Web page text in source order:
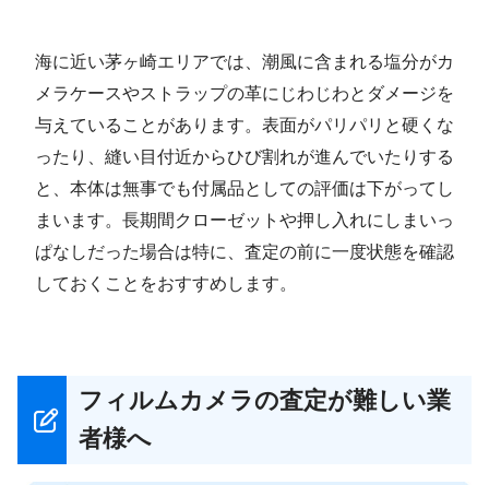
海に近い茅ヶ崎エリアでは、潮風に含まれる塩分がカ
メラケースやストラップの革にじわじわとダメージを
与えていることがあります。表面がパリパリと硬くな
ったり、縫い目付近からひび割れが進んでいたりする
と、本体は無事でも付属品としての評価は下がってし
まいます。長期間クローゼットや押し入れにしまいっ
ぱなしだった場合は特に、査定の前に一度状態を確認
しておくことをおすすめします。
フィルムカメラの査定が難しい業
者様へ